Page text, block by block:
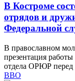
В Костроме
отрядов и
Федеральной
В православном
презентация
отдела ОРЮР перед
ВВО